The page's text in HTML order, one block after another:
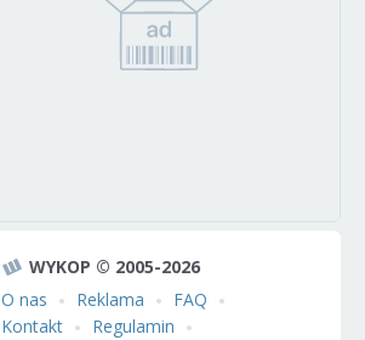
WYKOP © 2005-2026
O nas
Reklama
FAQ
Kontakt
Regulamin